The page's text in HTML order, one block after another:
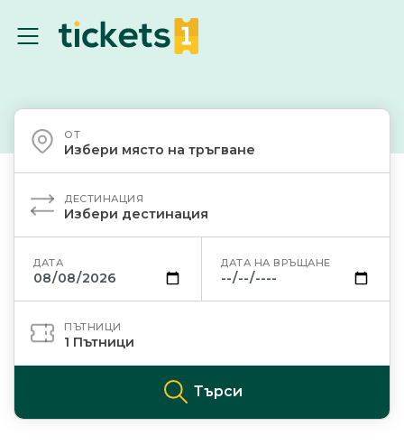
ОТ
Избери място на тръгване
ДЕСТИНАЦИЯ
Избери дестинация
ДАТА ДАТА НА ВРЪЩАНЕ
ПЪТНИЦИ
1 Пътници
Търси